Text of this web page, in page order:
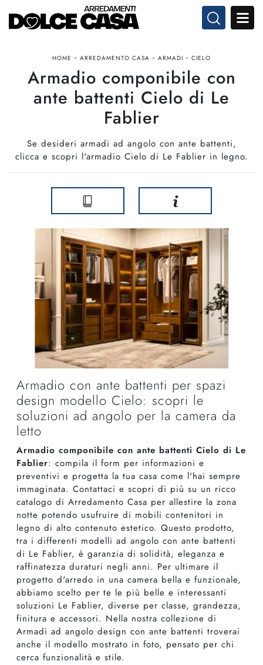
HOME - ARREDAMENTO CASA - ARMADI - CIELO
Armadio componibile con
ante battenti Cielo di Le
Fablier
Se desideri armadi ad angolo con ante battenti,
clicca e scopri l'armadio Cielo di Le Fablier in legno.
Armadio con ante battenti per spazi
design modello Cielo: scopri le
soluzioni ad angolo per la camera da
letto
Armadio componibile con ante battenti Cielo di Le
Fablier: compila il form per informazioni e
preventivi e progetta la tua casa come l'hai sempre
immaginata. Contattaci e scopri di più su un ricco
catalogo di Arredamento Casa per allestire la zona
notte potendo usufruire di mobili contenitori in
legno di alto contenuto estetico. Questo prodotto,
tra i differenti modelli ad angolo con ante battenti
di Le Fablier, è garanzia di solidità, eleganza e
raffinatezza duraturi negli anni. Per ultimare il
progetto d'arredo in una camera bella e funzionale,
abbiamo scelto per te le più belle e interessanti
soluzioni Le Fablier, diverse per classe, grandezza,
finitura e accessori. Nella nostra collezione di
Armadi ad angolo design con ante battenti troverai
anche il modello mostrato in foto, pensato per chi
cerca funzionalità e stile.